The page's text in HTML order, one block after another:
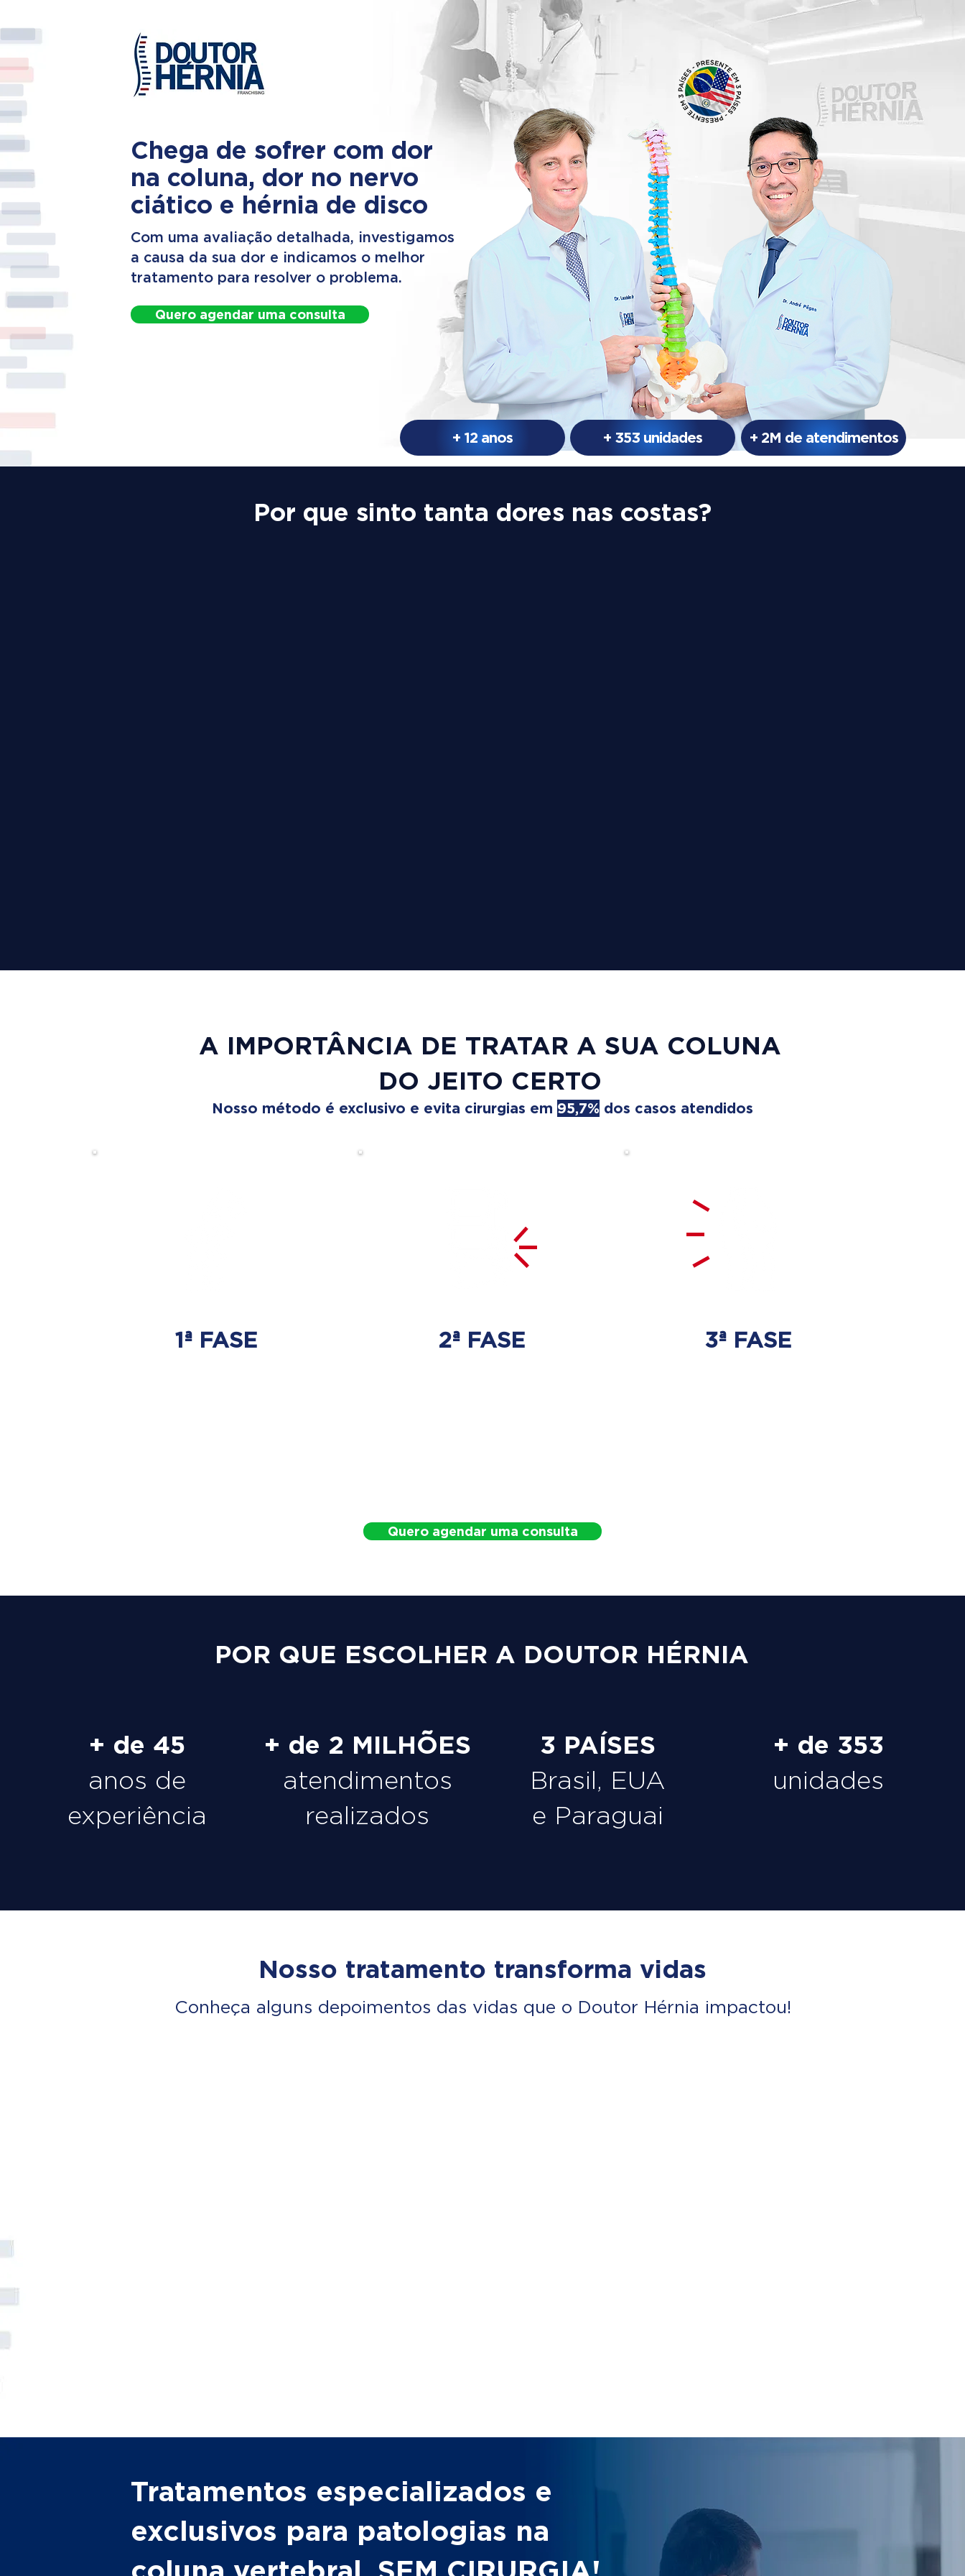
Chega de sofrer com dor
na coluna, dor no nervo
ciático e hérnia de disco
Com uma avaliação detalhada, investigamos
a causa da sua dor e indicamos o melhor
tratamento para resolver o problema.
+ 12 anos + 353 unidades + 2M de atendimentos
Quero agendar uma consulta
Por que sinto tanta dores nas costas?
A IMPORTÂNCIA DE TRATAR A SUA COLUNA
DO JEITO CERTO
Nosso método é exclusivo e evita cirurgias em 95,7% dos casos atendidos
1ª FASE 2ª FASE 3ª FASE
Quero agendar uma consulta
POR QUE ESCOLHER A DOUTOR HÉRNIA
+ de 45
anos de
experiência
+ de 2 MILHÕES
atendimentos
realizados
3 PAÍSES
Brasil, EUA
e Paraguai
+ de 353
unidades
Nosso tratamento transforma vidas
Conheça alguns depoimentos das vidas que o Doutor Hérnia impactou!
Tratamentos especializados e
exclusivos para patologias na